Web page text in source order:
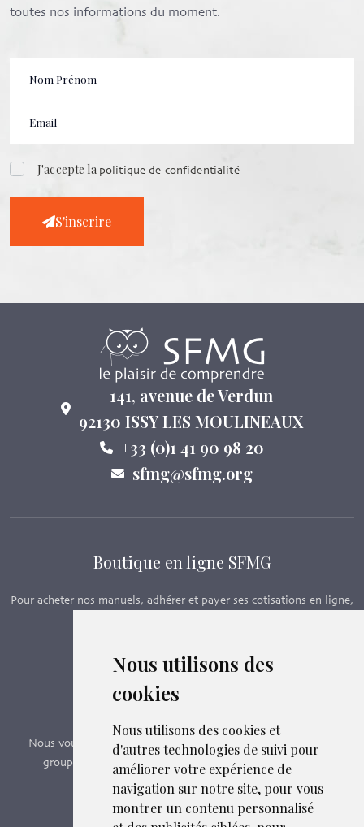
Nous utilisons des
cookies
Nous utilisons des cookies et
d'autres technologies de suivi pour
améliorer votre expérience de
navigation sur notre site, pour vous
montrer un contenu personnalisé
toutes nos informations du moment.
J'accepte lapolitique de confidentialité
S'inscrire
141, avenue de Verdun
92130 ISSY LES MOULINEAUX
+33 (0)1 41 90 98 20
sfmg@sfmg.org
Boutique en ligne SFMG
Pour acheter nos manuels, adhérer et payer ses cotisations en ligne,
Boutique en ligne
Formations SFMG
Nous vous proposons des formations e-learning, présentiels,
groupes de pairs - Certificat QUALIOPI n° 2020/89171.3
Découvrir nos formations